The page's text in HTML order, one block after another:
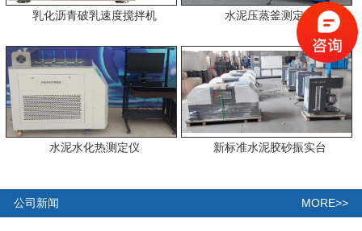
乳化沥青破乳速度搅拌机 水泥压蒸釜测定仪
水泥水化热测定仪 新标准水泥胶砂振实台
公司新闻 MORE>>